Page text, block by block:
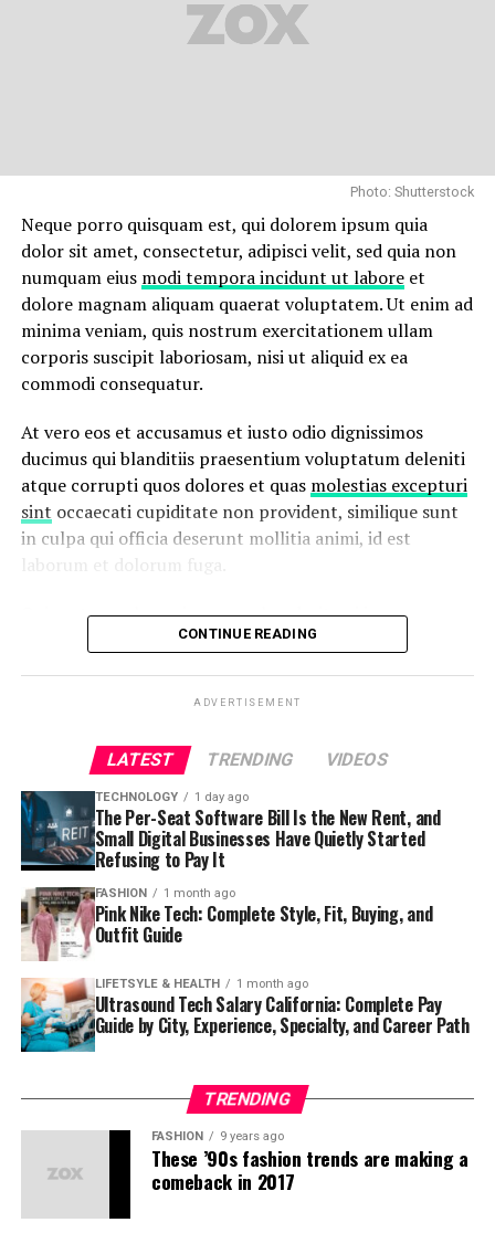
fugiat”
Temporibus autem quibusdam et aut officiis debitis aut
rerum necessitatibus saepe eveniet ut et voluptates
repudiandae sint et molestiae non recusandae. Itaque
earum rerum hictenetur a sapientedelectus, ut aut
reiciendis voluptatibus maiores alias consequatur aut
perferendis doloribus asperiores repellat.
Lorem ipsum dolor sit amet, consectetur adipisicing elit,
sed do eiusmod tempor incididunt ut labore et dolore
magna aliqua. Ut enimad minim veniam, quis nostrud
exercitation ullamco laboris nisi ut aliquip ex ea
commodo consequat.
aspernatur aut odit aut fugit, sed quia consequuntur
magni dolores eos qui ratione voluptatem sequi
nesciunt.
Photo: Shutterstock
Neque porro quisquam est, qui dolorem ipsum quia
dolor sit amet, consectetur, adipisci velit, sed quia non
numquam eius modi tempora incidunt ut laboreet
dolore magnam aliquam quaerat voluptatem. Ut enim ad
minima veniam, quis nostrum exercitationem ullam
corporis suscipit laboriosam, nisi ut aliquid ex ea
commodi consequatur.
At vero eos et accusamus et iusto odio dignissimos
ducimus qui blanditiis praesentium voluptatum deleniti
atque corrupti quos dolores et quas molestias excepturi
sint occaecati cupiditate non provident, similique sunt
in culpa qui officia deserunt mollitia animi, id est
laborum et dolorum fuga.
Quis autem vel eum iure reprehenderit qui in ea
voluptate velit esse quam nihil molestiae consequatur,
“Duis aute irure dolor in
reprehenderit in voluptate
velit esse cillum dolore eu
fugiat”
Temporibus autem quibusdam et aut officiis debitis aut
rerum necessitatibus saepe eveniet ut et voluptates
repudiandae sint et molestiae non recusandae. Itaque
earum rerum hictenetur a sapientedelectus, ut aut
reiciendis voluptatibus maiores alias consequatur aut
Lorem ipsum dolor sit amet, consectetur adipisicing elit,
sed do eiusmod tempor incididunt ut labore et dolore
magna aliqua. Ut enim ad minim veniam, quis nostrud
exercitation ullamco laboris nisi ut aliquip ex ea
commodo consequat.
CONTINUE READING
ADVERTISEMENT
LATEST TRENDING VIDEOS
TECHNOLOGY 1 day ago
The Per-Seat Software Bill Is the New Rent, and
Small Digital Businesses Have Quietly Started
Refusing to Pay It
FASHION 1 month ago
Pink Nike Tech: Complete Style, Fit, Buying, and
Outfit Guide
LIFETSYLE & HEALTH 1 month ago
Ultrasound Tech Salary California: Complete Pay
Guide by City, Experience, Specialty, and Career Path
TRENDING
FASHION 9 years ago
These ’90s fashion trends are making a
comeback in 2017